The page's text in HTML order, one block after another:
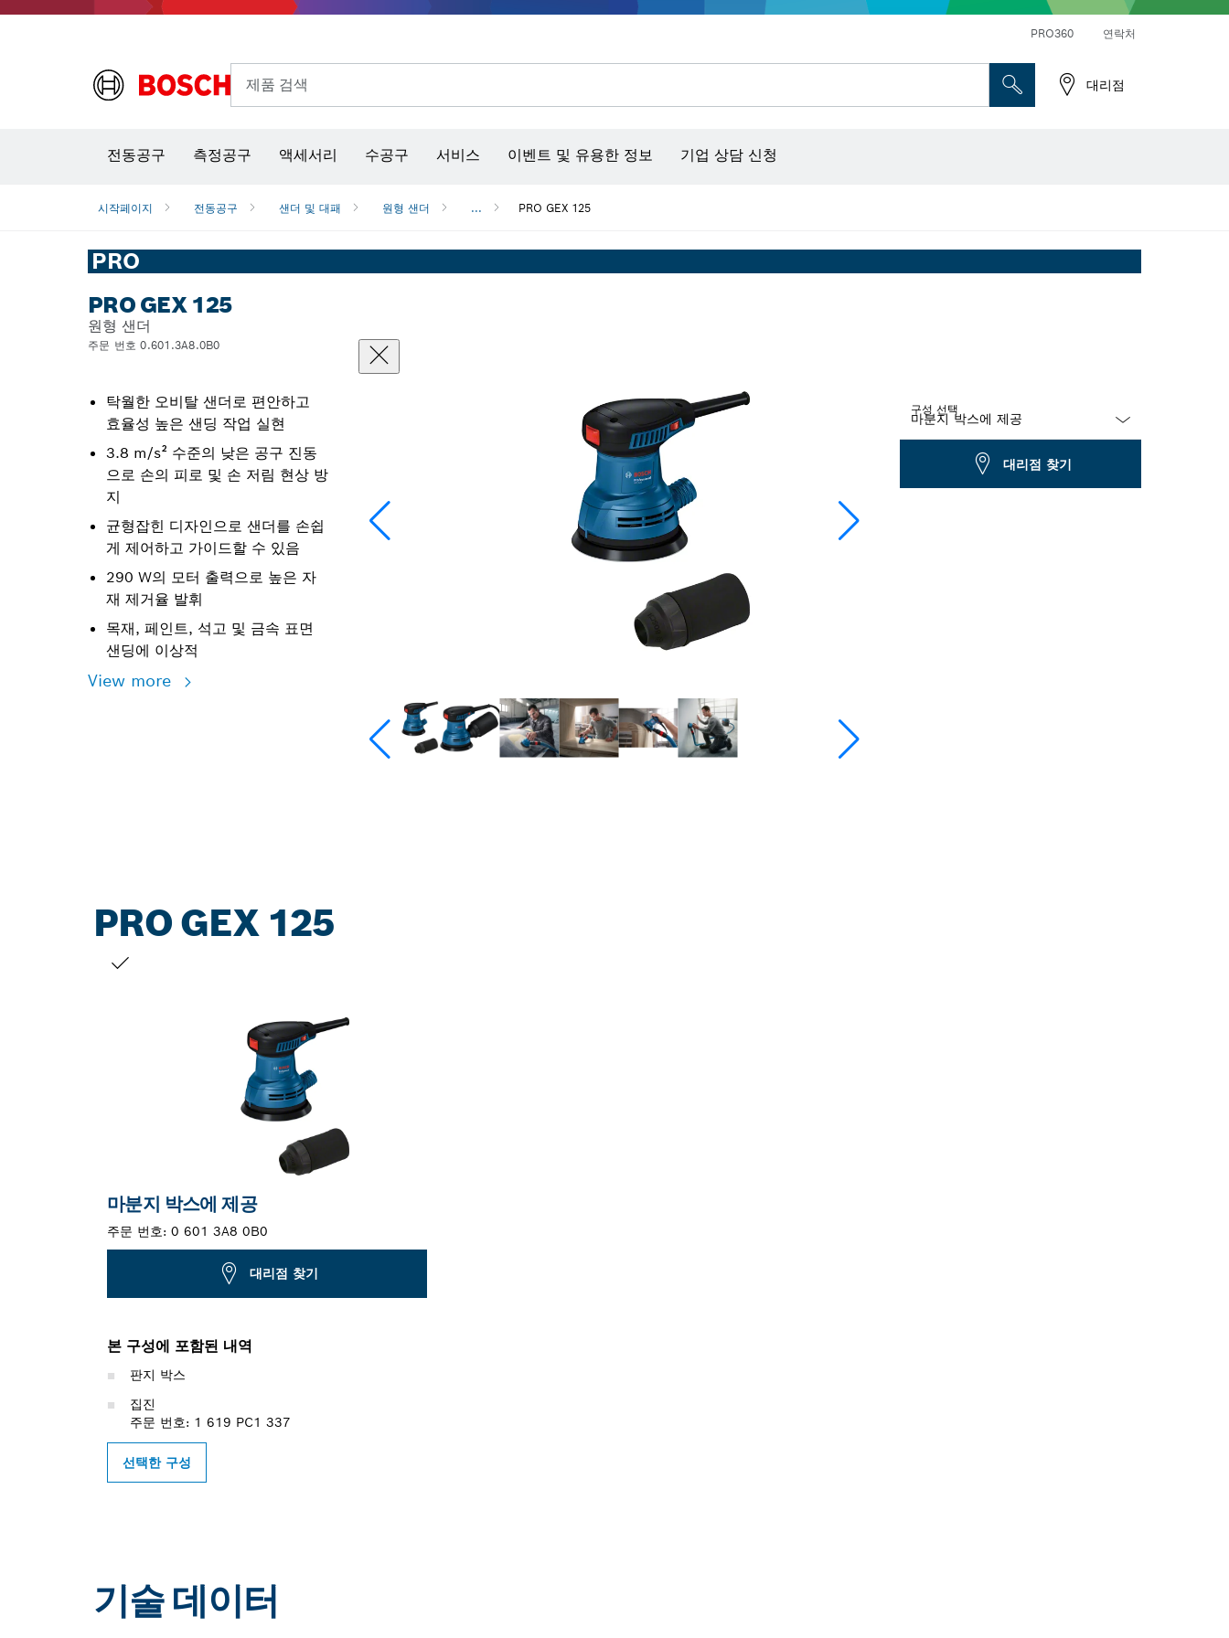
PRO360 연락처
제품 검색 대리점
전동공구 측정공구 액세서리 수공구 서비스 이벤트 및 유용한 정보 기업 상담 신청
시작페이지 전동공구 샌더 및 대패 원형 샌더 ... PRO GEX 125
PRO
PRO GEX 125
원형 샌더
주문 번호 0.601.3A8.0B0
탁월한 오비탈 샌더로 편안하고
효율성 높은 샌딩 작업 실현
3.8 m/s² 수준의 낮은 공구 진동
으로 손의 피로 및 손 저림 현상 방
지
균형잡힌 디자인으로 샌더를 손쉽
게 제어하고 가이드할 수 있음
290 W의 모터 출력으로 높은 자
재 제거율 발휘
목재, 페인트, 석고 및 금속 표면
샌딩에 이상적
View more
구성 선택
대리점 찾기
PRO GEX 125
마분지 박스에 제공
주문 번호: 0 601 3A8 0B0
대리점 찾기
본 구성에 포함된 내역
판지 박스
집진
주문 번호: 1 619 PC1 337
선택한 구성
기술 데이터